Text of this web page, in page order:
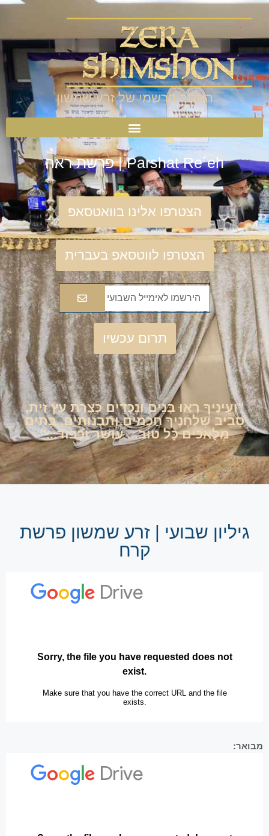
האתר הרשמי של זרע שמשון
Parshat Re´eh | פרשת ראה
הצטרפו אלינו בוואטסאפ
הצטרפו לווטסאפ בעברית
תרום עכשיו
"וְעֵינֶיךָ רָאוּ בָּנִים וְנָכָדִים כְּצֶרֶת עֵץ זַית,
סָבִיב שְׁלַחְנֶיךָ חֲכָמִים וְתַבְנוּתִים, בָּתִים
מְלָאכִים כָּל טוֹב... עוֹשֶׁר וְכָבוֹד..."
גיליון שבועי | זרע שמשון פרשת
קרח
מבואר: